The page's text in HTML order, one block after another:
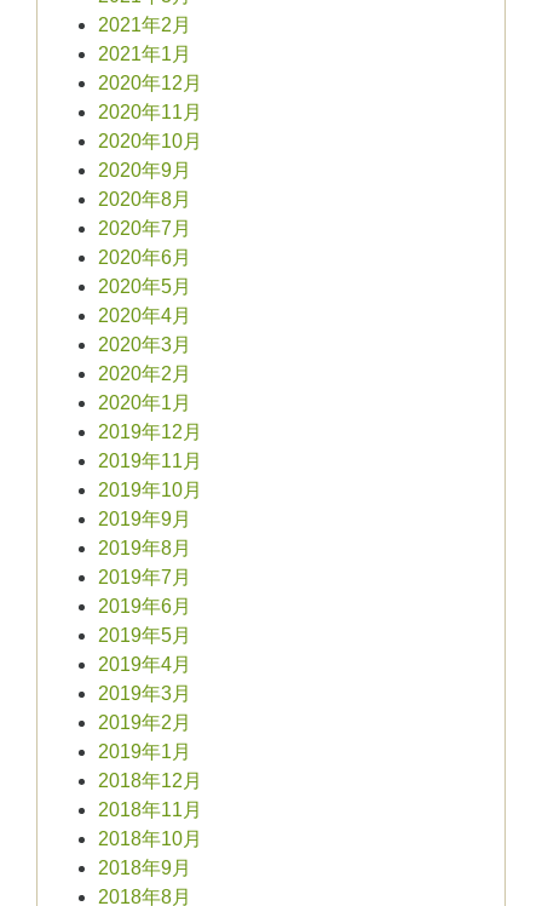
2021年2月
2021年1月
2020年12月
2020年11月
2020年10月
2020年9月
2020年8月
2020年7月
2020年6月
2020年5月
2020年4月
2020年3月
2020年2月
2020年1月
2019年12月
2019年11月
2019年10月
2019年9月
2019年8月
2019年7月
2019年6月
2019年5月
2019年4月
2019年3月
2019年2月
2019年1月
2018年12月
2018年11月
2018年10月
2018年9月
2018年8月